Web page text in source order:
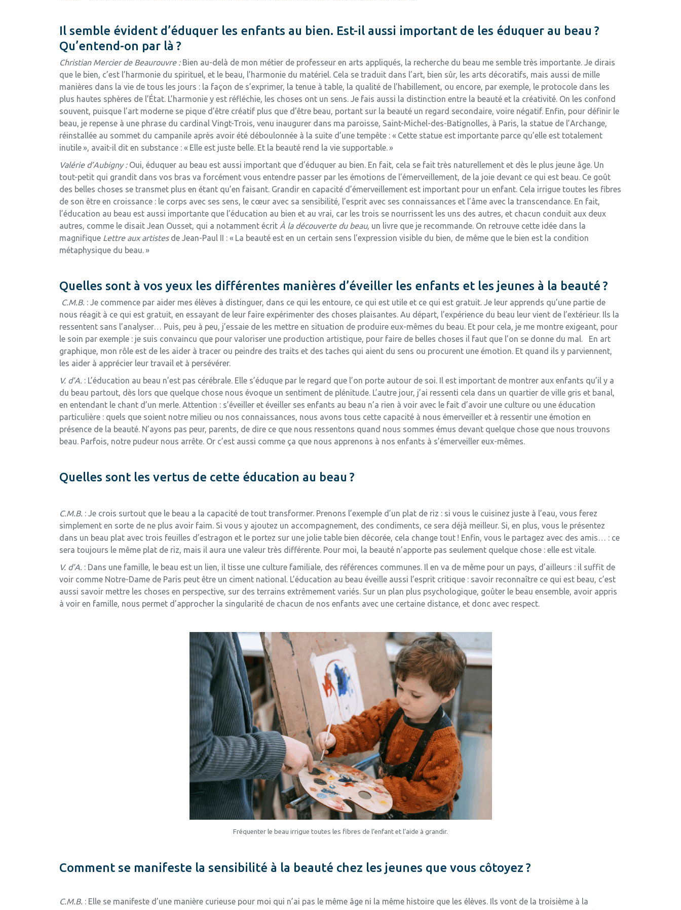
Il semble évident d’éduquer les enfants au bien. Est-il aussi important de les éduquer au beau ?
Qu’entend-on par là ?
Christian Mercier de Beaurouvre :Bien au-delà de mon métier de professeur en arts appliqués, la recherche du beau me semble très importante. Je dirais
que le bien, c’est l’harmonie du spirituel, et le beau, l’harmonie du matériel. Cela se traduit dans l’art, bien sûr, les arts décoratifs, mais aussi de mille
manières dans la vie de tous les jours : la façon de s’exprimer, la tenue à table, la qualité de l’habillement, ou encore, par exemple, le protocole dans les
plus hautes sphères de l’État. L’harmonie y est réfléchie, les choses ont un sens. Je fais aussi la distinction entre la beauté et la créativité. On les confond
souvent, puisque l’art moderne se pique d’être créatif plus que d’être beau, portant sur la beauté un regard secondaire, voire négatif. Enfin, pour définir le
beau, je repense à une phrase du cardinal Vingt-Trois, venu inaugurer dans ma paroisse, Saint-Michel-des-Batignolles, à Paris, la statue de l’Archange,
réinstallée au sommet du campanile après avoir été déboulonnée à la suite d’une tempête : « Cette statue est importante parce qu’elle est totalement
inutile », avait-il dit en substance : « Elle est juste belle. Et la beauté rend la vie supportable. »
Valérie d’Aubigny :Oui, éduquer au beau est aussi important que d’éduquer au bien. En fait, cela se fait très naturellement et dès le plus jeune âge. Un
tout-petit qui grandit dans vos bras va forcément vous entendre passer par les émotions de l’émerveillement, de la joie devant ce qui est beau. Ce goût
des belles choses se transmet plus en étant qu’en faisant. Grandir en capacité d’émerveillement est important pour un enfant. Cela irrigue toutes les fibres
de son être en croissance : le corps avec ses sens, le cœur avec sa sensibilité, l’esprit avec ses connaissances et l’âme avec la transcendance. En fait,
l’éducation au beau est aussi importante que l’éducation au bien et au vrai, car les trois se nourrissent les uns des autres, et chacun conduit aux deux
autres, comme le disait Jean Ousset, qui a notamment écrit À la découverte du beau, un livre que je recommande. On retrouve cette idée dans la
magnifique Lettre aux artistesde Jean-Paul II : « La beauté est en un certain sens l’expression visible du bien, de même que le bien est la condition
métaphysique du beau. »
Quelles sont à vos yeux les différentes manières d’éveiller les enfants et les jeunes à la beauté ?
C.M.B. : Je commence par aider mes élèves à distinguer, dans ce qui les entoure, ce qui est utile et ce qui est gratuit. Je leur apprends qu’une partie de
nous réagit à ce qui est gratuit, en essayant de leur faire expérimenter des choses plaisantes. Au départ, l’expérience du beau leur vient de l’extérieur. Ils la
ressentent sans l’analyser… Puis, peu à peu, j’essaie de les mettre en situation de produire eux-mêmes du beau. Et pour cela, je me montre exigeant, pour
le soin par exemple : je suis convaincu que pour valoriser une production artistique, pour faire de belles choses il faut que l’on se donne du mal. En art
graphique, mon rôle est de les aider à tracer ou peindre des traits et des taches qui aient du sens ou procurent une émotion. Et quand ils y parviennent,
les aider à apprécier leur travail et à persévérer.
V. d’A. : L’éducation au beau n’est pas cérébrale. Elle s’éduque par le regard que l’on porte autour de soi. Il est important de montrer aux enfants qu’il y a
du beau partout, dès lors que quelque chose nous évoque un sentiment de plénitude. L’autre jour, j’ai ressenti cela dans un quartier de ville gris et banal,
en entendant le chant d’un merle. Attention : s’éveiller et éveiller ses enfants au beau n’a rien à voir avec le fait d’avoir une culture ou une éducation
particulière : quels que soient notre milieu ou nos connaissances, nous avons tous cette capacité à nous émerveiller et à ressentir une émotion en
présence de la beauté. N’ayons pas peur, parents, de dire ce que nous ressentons quand nous sommes émus devant quelque chose que nous trouvons
beau. Parfois, notre pudeur nous arrête. Or c’est aussi comme ça que nous apprenons à nos enfants à s’émerveiller eux-mêmes.
Quelles sont les vertus de cette éducation au beau ?
C.M.B. : Je crois surtout que le beau a la capacité de tout transformer. Prenons l’exemple d’un plat de riz : si vous le cuisinez juste à l’eau, vous ferez
simplement en sorte de ne plus avoir faim. Si vous y ajoutez un accompagnement, des condiments, ce sera déjà meilleur. Si, en plus, vous le présentez
dans un beau plat avec trois feuilles d’estragon et le portez sur une jolie table bien décorée, cela change tout ! Enfin, vous le partagez avec des amis… : ce
sera toujours le même plat de riz, mais il aura une valeur très différente. Pour moi, la beauté n’apporte pas seulement quelque chose : elle est vitale.
V. d’A. : Dans une famille, le beau est un lien, il tisse une culture familiale, des références communes. Il en va de même pour un pays, d’ailleurs : il suffit de
voir comme Notre-Dame de Paris peut être un ciment national. L’éducation au beau éveille aussi l’esprit critique : savoir reconnaître ce qui est beau, c’est
aussi savoir mettre les choses en perspective, sur des terrains extrêmement variés. Sur un plan plus psychologique, goûter le beau ensemble, avoir appris
à voir en famille, nous permet d’approcher la singularité de chacun de nos enfants avec une certaine distance, et donc avec respect.
Fréquenter le beau irrigue toutes les fibres de l’enfant et l’aide à grandir.
Comment se manifeste la sensibilité à la beauté chez les jeunes que vous côtoyez ?
C.M.B. : Elle se manifeste d’une manière curieuse pour moi qui n’ai pas le même âge ni la même histoire que les élèves. Ils vont de la troisième à la